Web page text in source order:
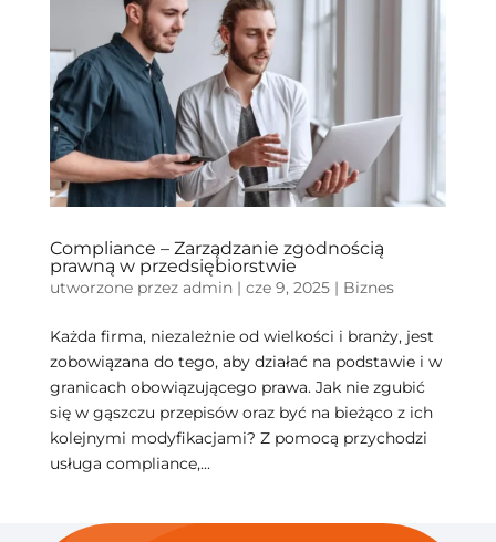
Compliance – Zarządzanie zgodnością
prawną w przedsiębiorstwie
utworzone przez admin| cze 9, 2025| Biznes
Każda firma, niezależnie od wielkości i branży, jest
zobowiązana do tego, aby działać na podstawie i w
granicach obowiązującego prawa. Jak nie zgubić
się w gąszczu przepisów oraz być na bieżąco z ich
kolejnymi modyfikacjami? Z pomocą przychodzi
usługa compliance,...